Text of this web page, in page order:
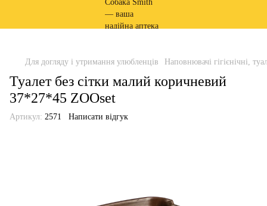
Для догляду і утримання улюбленців Наповнювачі гігієнічні,
Туалет без сітки малий коричневий
37*27*45 ZOOset
Артикул: 2571 Написати відгук